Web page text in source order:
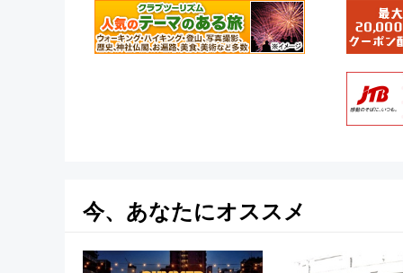
今、あなたにオススメ